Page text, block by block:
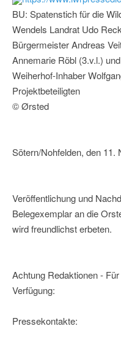
BU: Spatenstich für die
Wendels Landrat Udo
Bürgermeister Andreas
Annemarie Röbl (3.v.l.)
Weiherhof-Inhaber
Projektbeteiligten
© Ørsted
Sötern/Nohfelden, den 11.
Veröffentlichung und
Belegexemplar an die
wird freundlichst erbeten.
Achtung Redaktionen -
Verfügung:
Pressekontakte: